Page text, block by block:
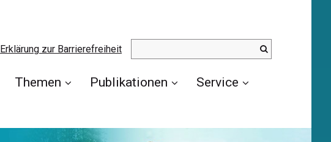
Erklärung zur Barrierefreiheit
Themen Publikationen Service